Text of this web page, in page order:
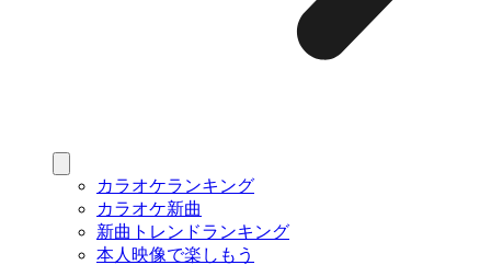
カラオケランキング
カラオケ新曲
新曲トレンドランキング
本人映像で楽しもう